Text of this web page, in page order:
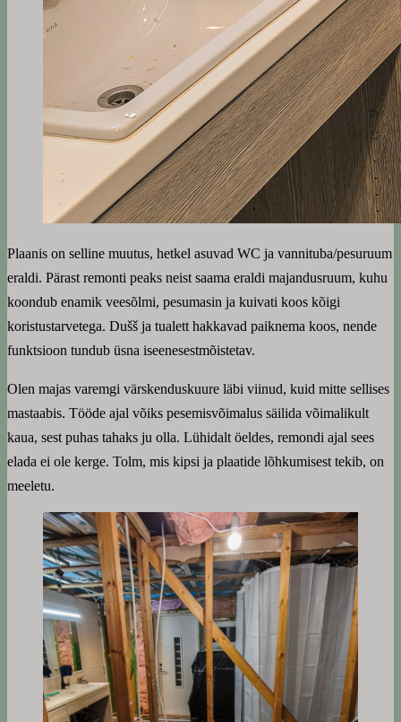
Plaanis on selline muutus, hetkel asuvad WC ja vannituba/pesuruum
eraldi. Pärast remonti peaks neist saama eraldi majandusruum, kuhu
koondub enamik veesõlmi, pesumasin ja kuivati koos kõigi
koristustarvetega. Dušš ja tualett hakkavad paiknema koos, nende
funktsioon tundub üsna iseenesestmõistetav.
Olen majas varemgi värskenduskuure läbi viinud, kuid mitte sellises
mastaabis. Tööde ajal võiks pesemisvõimalus säilida võimalikult
kaua, sest puhas tahaks ju olla. Lühidalt öeldes, remondi ajal sees
elada ei ole kerge. Tolm, mis kipsi ja plaatide lõhkumisest tekib, on
meeletu.